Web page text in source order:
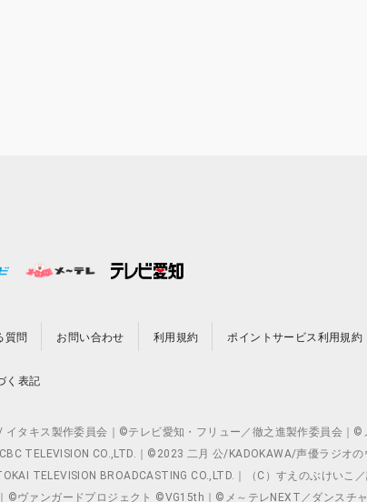
質問 お問い合わせ 利用規約 ポイントサービス利用規約
く表記
キス製作委員会｜©テレビ愛知・フリュー／徹之進製作委員会｜©
TELEVISION CO.,LTD.｜©2023 二月 公/KADOKAWA/声優ラジオ
TELEVISION BROADCASTING CO.,LTD.｜（C）すえのぶけいこ
©ヴァンガードプロジェクト ©VG15th｜©メ～テレNEXT／ダンスチ